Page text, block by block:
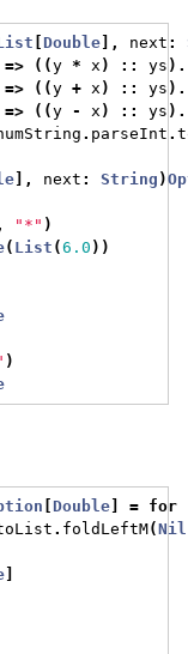
[Double ], next :
=> ((y * x ) :: ys ).
=> ((y + x ) :: ys ).
=> ((y - x ) :: ys ).
. parseInt .
], next : String )
"*" )
( List (6.0 ))
)
[Double = for
. foldLeftM(Nil